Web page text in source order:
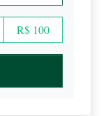
R$ 100